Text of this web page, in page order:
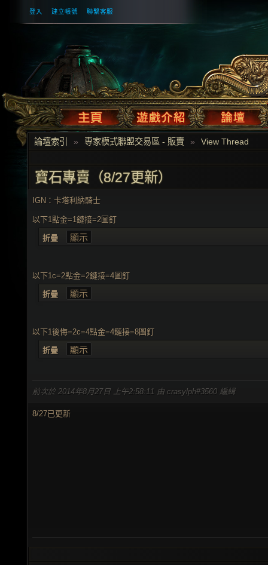
登入 建立帳號 聯繫客服
論壇索引 » 專家模式聯盟交易區 - 販賣 » View Thread
寶石專賣（8/27更新）
IGN：卡塔利納騎士
以下1點金=1鏈接=2圖釘
折疊
以下1c=2點金=2鏈接=4圖釘
折疊
以下1後悔=2c=4點金=4鏈接=8圖釘
折疊
前次於 2014年8月27日 上午2:58:11 由 crasylph#3560 編緝
8/27已更新